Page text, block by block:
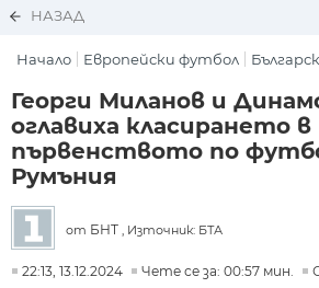
НАЗАД
Начало Европейски футбол
Георги Миланов и
оглавиха класирането в
първенството по
Румъния
от БНТ , Източник: БТА
22:13, 13.12.2024 Чете се за: 00:57 мин.